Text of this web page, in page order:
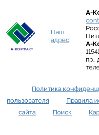
Наш
адрес:
А-
А-
пр.,
Политика
пользователя
Правила
сайта
Поиск